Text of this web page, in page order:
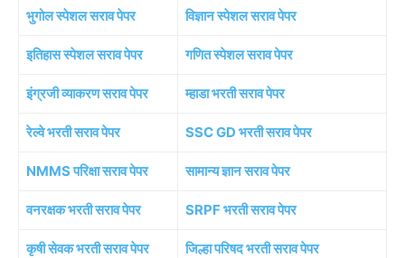
भुगोल स्पेशल सराव पेपर विज्ञान स्पेशल सराव पेपर
इतिहास स्पेशल सराव पेपर गणित स्पेशल सराव पेपर
इंग्रजी व्याकरण सराव पेपर म्हाडा भरती सराव पेपर
रेल्वे भरती सराव पेपर SSC GD भरती सराव पेपर
NMMS परिक्षा सराव पेपर सामान्य ज्ञान सराव पेपर
वनरक्षक भरती सराव पेपर SRPF भरती सराव पेपर
कृषी सेवक भरती सराव पेपर जिल्हा परिषद भरती सराव पेपर